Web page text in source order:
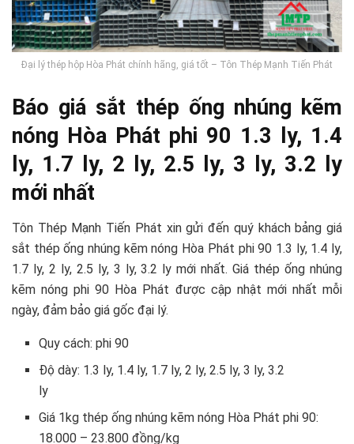
Đại lý thép hộp Hòa Phát chính hãng, giá tốt – Tôn Thép Mạnh Tiến Phát
Báo giá sắt thép ống nhúng kẽm
nóng Hòa Phát phi 90 1.3 ly, 1.4
ly, 1.7 ly, 2 ly, 2.5 ly, 3 ly, 3.2 ly
mới nhất
Tôn Thép Mạnh Tiến Phát xin gửi đến quý khách bảng giá
sắt thép ống nhúng kẽm nóng Hòa Phát phi 90 1.3 ly, 1.4 ly,
1.7 ly, 2 ly, 2.5 ly, 3 ly, 3.2 ly mới nhất. Giá thép ống nhúng
kẽm nóng phi 90 Hòa Phát được cập nhật mới nhất mỗi
ngày, đảm bảo giá gốc đại lý.
Quy cách: phi 90
Độ dày: 1.3 ly, 1.4 ly, 1.7 ly, 2 ly, 2.5 ly, 3 ly, 3.2
ly
Giá 1kg thép ống nhúng kẽm nóng Hòa Phát phi 90:
18.000 – 23.800 đồng/kg